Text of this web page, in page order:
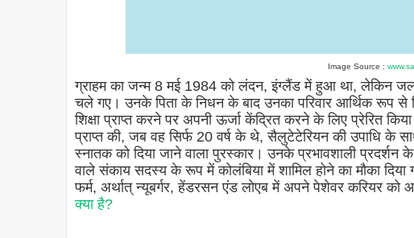
Image Source :
ग्राहम का जन्म 8 मई 1984 को लंदन, इंग्लैंड में हुआ था, लेकिन जल्द
चले गए। उनके पिता के निधन के बाद उनका परिवार आर्थिक रूप से
शिक्षा प्राप्त करने पर अपनी ऊर्जा केंद्रित करने के लिए प्रेरित
प्राप्त की, जब वह सिर्फ 20 वर्ष के थे, सैलुटेटेरियन की उपाधि के
स्नातक को दिया जाने वाला पुरस्कार। उनके प्रभावशाली
वाले संकाय सदस्य के रूप में कोलंबिया में शामिल होने का मौका दिया
फर्म, अर्थात् न्यूबर्गर, हेंडरसन एंड लोएब में अपने पेशेवर करियर को
क्या है?